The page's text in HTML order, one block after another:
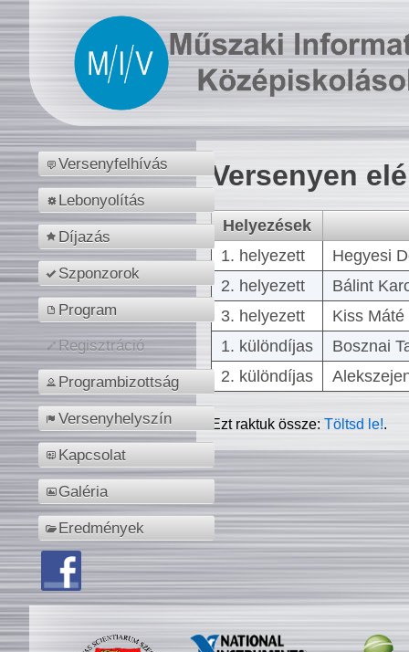
Versenyfelhívás
Lebonyolítás
Díjazás
Szponzorok
Program
Regisztráció
Programbizottság
Versenyhelyszín
Kapcsolat
Galéria
Eredmények
Versenyen
Helyezések
1. helyezett
Hegyesi
2. helyezett
Bálint
3. helyezett
Kiss
1. különdíjas
Bosznai
2. különdíjas
Ezt raktuk össze:Töltsd le!.